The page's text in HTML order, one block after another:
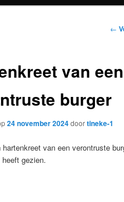
←
van een
burger
24 november 2024doortineke-1
hartenkreet van een verontruste
gezien.